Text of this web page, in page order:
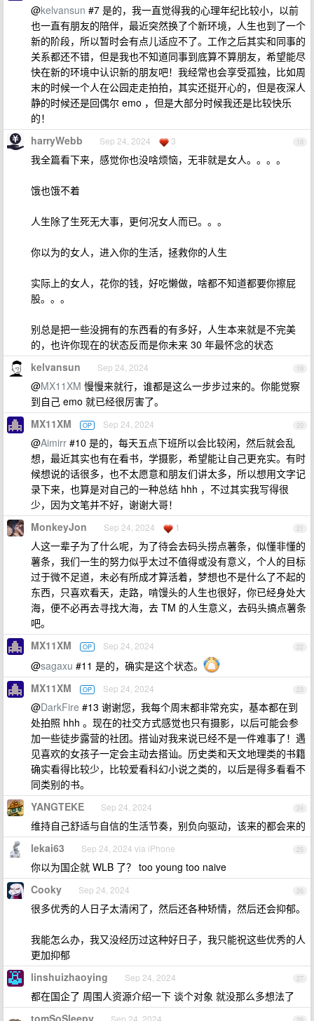
@kelvansun #7 是的，我一直觉得我的心理年纪比较小，以前
也一直有朋友的陪伴，最近突然换了个新环境，人生也到了一个
新的阶段，所以暂时会有点儿适应不了。工作之后其实和同事的
关系都还不错，但是我也不知道同事到底算不算朋友，希望能尽
快在新的环境中认识新的朋友吧！我经常也会享受孤独，比如周
末的时候一个人在公园走走拍拍，其实还挺开心的，但是夜深人
静的时候还是回偶尔 emo ，但是大部分时候我还是比较快乐
的！
18
harryWebb Sep 24, 2024 3
我全篇看下来，感觉你也没啥烦恼，无非就是女人。。。。
饿也饿不着
人生除了生死无大事，更何况女人而已。。。
你以为的女人，进入你的生活，拯救你的人生
实际上的女人，花你的钱，好吃懒做，啥都不知道都要你擦屁
股。。。
别总是把一些没拥有的东西看的有多好，人生本来就是不完美
的，也许你现在的状态反而是你未来 30 年最怀念的状态
19
kelvansun Sep 24, 2024
@MX11XM 慢慢来就行，谁都是这么一步步过来的。你能觉察
到自己 emo 就已经很厉害了。
20
MX11XM OP Sep 24, 2024
@Aimirr #10 是的，每天五点下班所以会比较闲，然后就会乱
想，最近其实也有在看书，学摄影，希望能让自己更充实。有时
候想说的话很多，也不太愿意和朋友们讲太多，所以想用文字记
录下来，也算是对自己的一种总结 hhh ，不过其实我写得很
少，因为文笔并不好，谢谢大哥！
21
MonkeyJon Sep 24, 2024 1
人这一辈子为了什么呢，为了待会去码头捞点薯条，似懂非懂的
薯条，我们一生的努力似乎太过不值得或没有意义，个人的目标
过于微不足道，未必有所成才算活着，梦想也不是什么了不起的
东西，只喜欢看天，走路，啃馒头的人生也很好，你已经身处大
海，便不必再去寻找大海，去 TM 的人生意义，去码头搞点薯条
吧。
22
MX11XM OP Sep 24, 2024
@sagaxu #11 是的，确实是这个状态。
23
MX11XM OP Sep 24, 2024
@DarkFire #13 谢谢您，我每个周末都非常充实，基本都在到
处拍照 hhh 。现在的社交方式感觉也只有摄影，以后可能会参
加一些徒步露营的社团。搭讪对我来说已经不是一件难事了！遇
见喜欢的女孩子一定会主动去搭讪。历史类和天文地理类的书籍
确实看得比较少，比较爱看科幻小说之类的，以后是得多看看不
同类别的书。
24
YANGTEKE Sep 24, 2024
维持自己舒适与自信的生活节奏，别负向驱动，该来的都会来的
25
lekai63 Sep 24, 2024 via iPhone
你以为国企就 WLB 了？ too young too naive
26
Cooky Sep 24, 2024
很多优秀的人日子太清闲了，然后还各种矫情，然后还会抑郁。
我能怎么办，我又没经历过这种好日子，我只能祝这些优秀的人
更加抑郁
27
linshuizhaoying Sep 24, 2024
都在国企了 周围人资源介绍一下 谈个对象 就没那么多想法了
tomSoSleepy Sep 24, 2024